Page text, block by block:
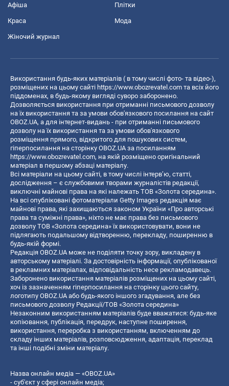
Афіша Плітки
Краса Мода
Жіночий журнал
Використання будь-яких матеріалів ( в тому числі фото- та відео-),
розміщених на цьому сайті https://www.obozrevatel.com та всіх його
піддоменах, в будь-якому вигляді суворо заборонено.
Дозволяється використання при отриманні письмового дозволу
на їх використання та за умови обов'язкового посилання на сайт
OBOZ.UA, а для інтернет-видань - при отриманні письмового
дозволу на їх використання та за умови обов'язкового
розміщення прямого, відкритого для пошукових систем,
гіперпосилання на сторінку OBOZ.UA за посиланням
https://www.obozrevatel.com, на якій розміщено оригінальний
матеріал в першому абзаці матеріалу.
Всі матеріали на цьому сайті, в тому числі інтерв’ю, статті,
дослідження – є службовими творами журналістів редакції,
виключні майнові права на які належать ТОВ «Золота середина».
На всі опубліковані фотоматеріали Getty Images редакція має
майнові права, які захищаються законом України «Про авторські
права та суміжні права», ніхто не має права без письмового
дозволу ТОВ «Золота середина» їх використовувати, вони не
підлягають подальшому відтворенню, перекладу, поширенню в
будь-якій формі.
Редакція OBOZ.UA може не поділяти точку зору, викладену в
авторському матеріалі. За достовірність інформації, опублікованої
в рекламних матеріалах, відповідальність несе рекламодавець.
Заборонено використання матеріалів розміщених на цьому сайті,
хоч із зазначенням гіперпосилання на сторінку цього сайту,
логотипу OBOZ.UA або будь-якого іншого згадування, але без
письмового дозволу Редакції/ТОВ «Золота середина»
Незаконним використанням матеріалів буде вважатися: будь-яке
копiювання, публiкацiя, передрук, наступне поширення,
використання, переробка з використанням, включенням до
складу інших матеріалів, розповсюдження, адаптація, переклад
та інші подібні зміни матеріалу.
Назва онлайн медіа — «OBOZ.UA»
- суб'єкт у сфері онлайн медіа;